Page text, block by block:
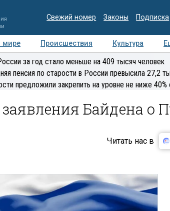
Свежий номер Законы Подписка
мире Происшествия Культура
Медиацентр Интервью
за год стало меньше на 409 тысяч человек
пенсия по старости в России превысила 27,2
предложили закрепить на уровне не ниже 40%
Байдена о
Читать нас в